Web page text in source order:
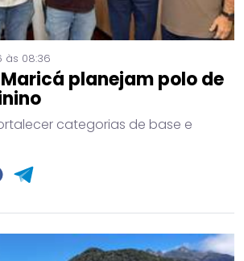
às 08:36
planejam polo de
categorias de base e